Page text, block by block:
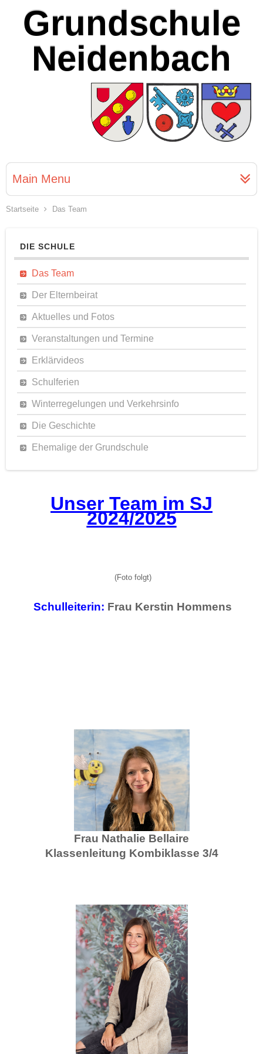
Grundschule
Neidenbach
Main Menu
Startseite Das Team
DIE SCHULE
Das Team
Der Elternbeirat
Aktuelles und Fotos
Veranstaltungen und Termine
Erklärvideos
Schulferien
Winterregelungen und Verkehrsinfo
Die Geschichte
Ehemalige der Grundschule
Unser Team im SJ
2024/2025
(Foto folgt)
Schulleiterin: Frau Kerstin Hommens
Frau Nathalie Bellaire
Klassenleitung Kombiklasse 3/4